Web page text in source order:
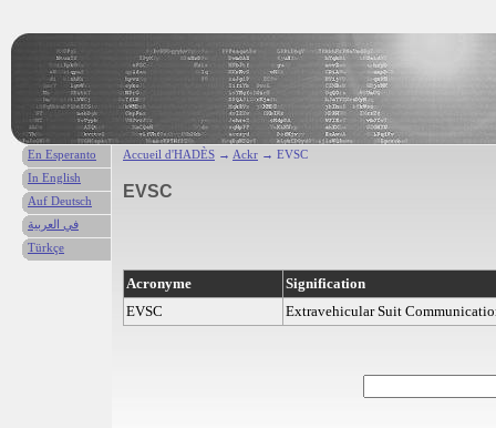
Accueil d'HADÈS → Ackr → EVSC
EVSC
Acronyme
Signification
EVSC
Extravehicular Suit
En Esperanto
In English
Auf Deutsch
في العربية
Türkçe